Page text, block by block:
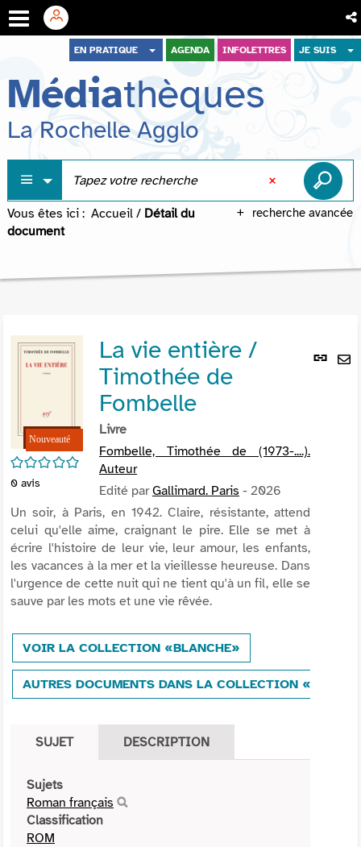
menu
contenu
recherche
EN PRATIQUE AGENDA INFOLETTRES JE SUIS
Médiathèques
La Rochelle Agglo
recherche avancée
Vous êtes ici : Accueil / Détail du
document
Lien
/5
0 avis
La vie entière /
Timothée de
Fombelle
Livre
Fombelle, Timothée de (1973-....).
Auteur
Edité parGallimard. Paris - 2026
Un soir, à Paris, en 1942. Claire, résistante, attend
celui qu'elle aime, craignant le pire. Elle se met à
écrire l'histoire de leur vie, leur amour, les enfants,
les vacances à la mer et la vieillesse heureuse. Dans
l'urgence de cette nuit qui ne tient qu'à un fil, elle se
sauve par les mots et une vie rêvée.
VOIR LA COLLECTION «BLANCHE»
AUTRES DOCUMENTS DANS LA COLLECTION
SUJET DESCRIPTION
Sujets
Roman français
Classification
ROM